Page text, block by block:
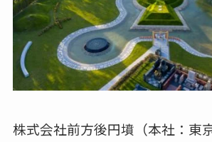
株式会社前方後円墳（本社：東